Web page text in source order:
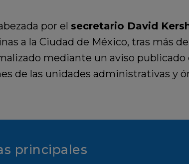
por el secretario David
a la Ciudad de México, tras más
mediante un aviso publicado
de las unidades administrativas y
principales